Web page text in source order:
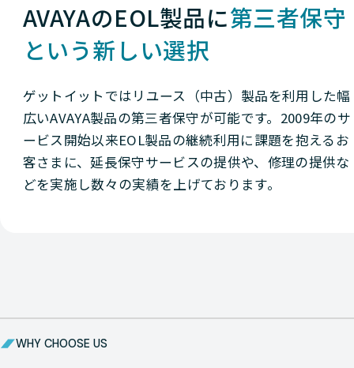
AVAYAのEOL製品に第三者保守
という新しい選択
ゲットイットではリユース（中古）製品を利用した幅
広いAVAYA製品の第三者保守が可能です。2009年のサ
ービス開始以来EOL製品の継続利用に課題を抱えるお
客さまに、延長保守サービスの提供や、修理の提供な
どを実施し数々の実績を上げております。
WHY CHOOSE US